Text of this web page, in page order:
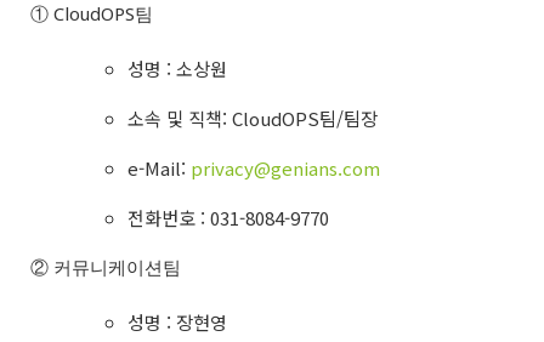
① CloudOPS팀
성명 : 소상원
소속 및 직책: CloudOPS팀/팀장
e-Mail: privacy@genians.com
전화번호 : 031-8084-9770
② 커뮤니케이션팀
성명 : 장현영